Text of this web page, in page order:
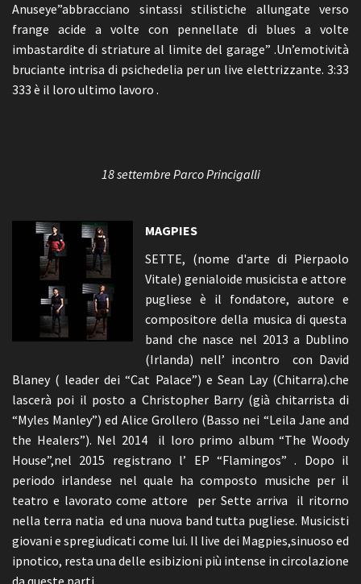
Anuseye”abbracciano sintassi stilistiche allungate verso
frange acide a volte con pennellate di blues a volte
imbastardite di striature al limite del garage” .Un’emotività
bruciante intrisa di psichedelia per un live elettrizzante. 3:33
333 è il loro ultimo lavoro .
18 settembre Parco Princigalli
MAGPIES
SETTE, (nome d'arte di Pierpaolo
Vitale) genialoide musicista e attore
pugliese è il fondatore, autore e
compositore della musica di questa
band che nasce nel 2013 a Dublino
(Irlanda) nell’ incontro con David
Blaney ( leader dei “Cat Palace”) e Sean Lay (Chitarra).che
lascerà poi il posto a Christopher Barry (già chitarrista di
“Myles Manley”) ed Alice Grollero (Basso nei “Leila Jane and
the Healers”). Nel 2014 il loro primo album “The Woody
House”,nel 2015 registrano l’ EP “Flamingos” . Dopo il
periodo irlandese nel quale ha composto musiche per il
teatro e lavorato come attore per Sette arriva il ritorno
nella terra natia ed una nuova band tutta pugliese. Musicisti
giovani e spregiudicati come lui. Il live dei Magpies,sinuoso ed
ipnotico, resta una delle esibizioni più intense in circolazione
da queste parti.